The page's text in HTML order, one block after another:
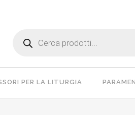
search
PER LA LITURGIA